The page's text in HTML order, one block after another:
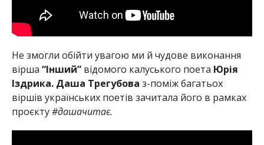
Не змогли обійти увагою ми й чудове виконання
вірша “Інший”відомого калуського поета Юрія
Іздрика. Даша Трегубова з-поміж багатьох
віршів українських поетів зачитала його в рамках
проєкту#дашачитає.